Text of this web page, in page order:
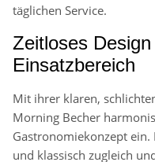
täglichen Service.
Zeitloses
Einsatzbereich
Mit ihrer klaren,
Morning Becher
Gastronomiekonzept
und klassisch zugleich